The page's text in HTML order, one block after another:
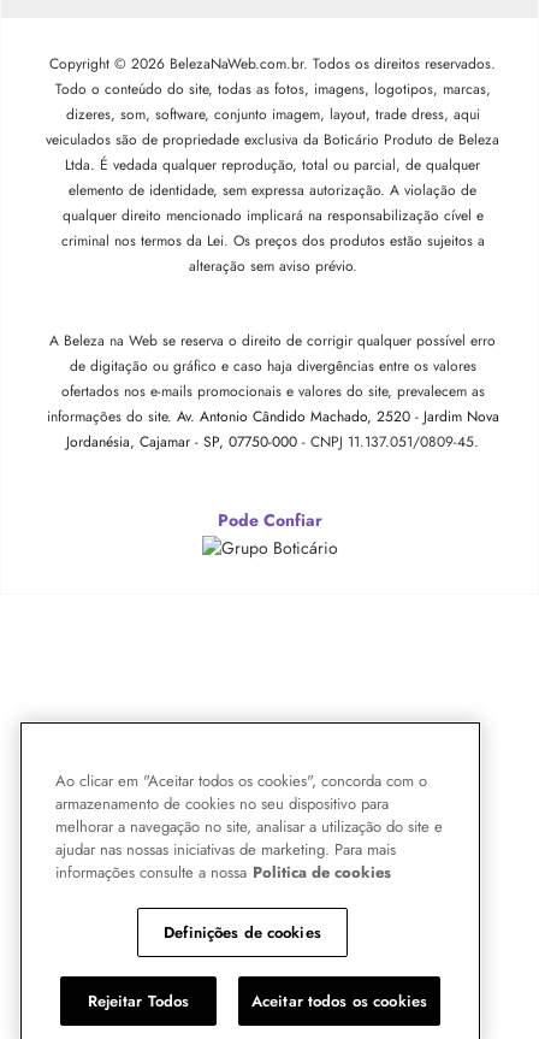
Copyright © 2026 BelezaNaWeb.com.br. Todos os direitos reservados.
Todo o conteúdo do site, todas as fotos, imagens, logotipos, marcas,
dizeres, som, software, conjunto imagem, layout, trade dress, aqui
veiculados são de propriedade exclusiva da Boticário Produto de Beleza
Ltda. É vedada qualquer reprodução, total ou parcial, de qualquer
elemento de identidade, sem expressa autorização. A violação de
qualquer direito mencionado implicará na responsabilização cível e
criminal nos termos da Lei. Os preços dos produtos estão sujeitos a
alteração sem aviso prévio.
A Beleza na Web se reserva o direito de corrigir qualquer possível erro
de digitação ou gráfico e caso haja divergências entre os valores
ofertados nos e-mails promocionais e valores do site, prevalecem as
informações do site. Av. Antonio Cândido Machado, 2520 - Jardim Nova
Jordanésia, Cajamar - SP, 07750-000 - CNPJ 11.137.051/0809-45.
Pode Confiar
Ao clicar em "Aceitar todos os cookies", concorda com o
armazenamento de cookies no seu dispositivo para
melhorar a navegação no site, analisar a utilização do site e
ajudar nas nossas iniciativas de marketing. Para mais
informações consulte a nossa Politica de cookies
Definições de cookies
Rejeitar Todos Aceitar todos os cookies